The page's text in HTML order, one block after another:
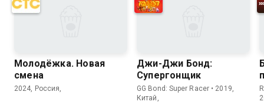
Молодёжка. Новая
смена
2024, Россия,
Джи-Джи Бонд:
Супергонщик
GG Bond: Super Racer • 2019,
Китай,